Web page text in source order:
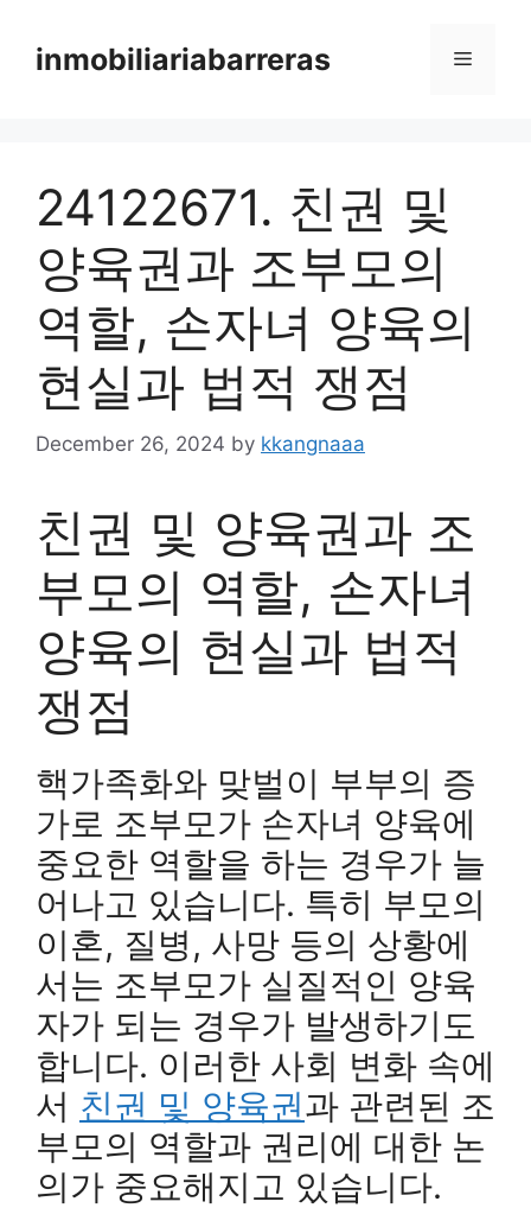
contentinmobiliariabarreras Menu
24122671. 친권 및
양육권과 조부모의
역할, 손자녀 양육의
현실과 법적 쟁점
December 26, 2024 by kkangnaaa
친권 및 양육권과 조
부모의 역할, 손자녀
양육의 현실과 법적
쟁점
핵가족화와 맞벌이 부부의 증
가로 조부모가 손자녀 양육에
중요한 역할을 하는 경우가 늘
어나고 있습니다. 특히 부모의
이혼, 질병, 사망 등의 상황에
서는 조부모가 실질적인 양육
자가 되는 경우가 발생하기도
합니다. 이러한 사회 변화 속에
서 친권 및 양육권과 관련된 조
부모의 역할과 권리에 대한 논
의가 중요해지고 있습니다.